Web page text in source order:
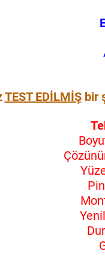
TEST EDİLMİŞbir